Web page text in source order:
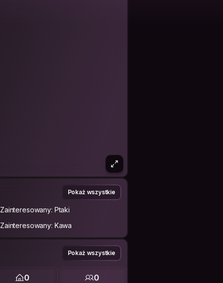
Pokaż wszystkie
Zainteresowany: Ptaki
Zainteresowany: Kawa
Pokaż wszystkie
0 0